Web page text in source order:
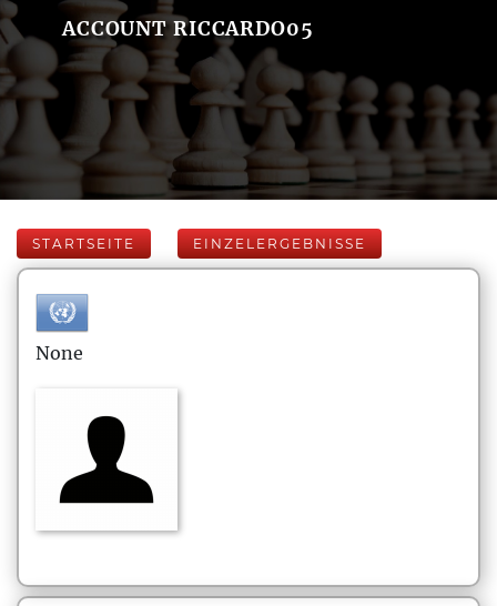
ACCOUNT RICCARDO05
STARTSEITE EINZELERGEBNISSE
None